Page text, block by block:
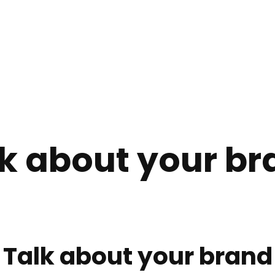
about your
Talk about your brand